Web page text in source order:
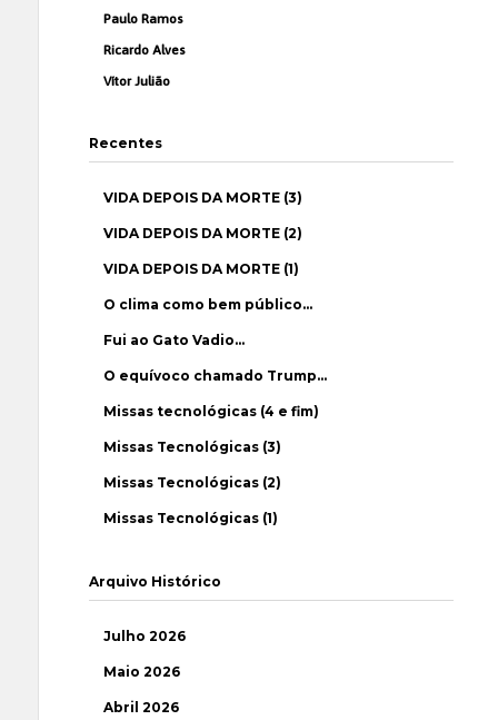
Paulo Ramos
Ricardo Alves
Vítor Julião
Recentes
VIDA DEPOIS DA MORTE (3)
VIDA DEPOIS DA MORTE (2)
VIDA DEPOIS DA MORTE (1)
O clima como bem público…
Fui ao Gato Vadio…
O equívoco chamado Trump…
Missas tecnológicas (4 e fim)
Missas Tecnológicas (3)
Missas Tecnológicas (2)
Missas Tecnológicas (1)
Arquivo Histórico
Julho 2026
Maio 2026
Abril 2026